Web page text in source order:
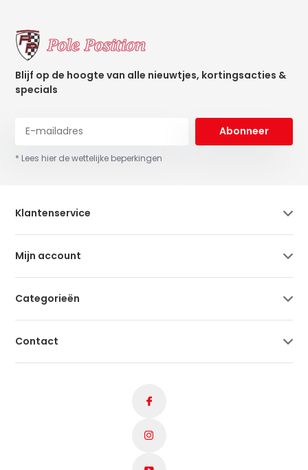
Blijf op de hoogte van alle nieuwtjes, kortingsacties &
specials
Abonneer
* Lees hier de wettelijke beperkingen
Klantenservice
Mijn account
Categorieën
Contact